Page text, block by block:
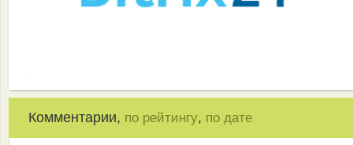
Комментарии, по рейтингу, по дате